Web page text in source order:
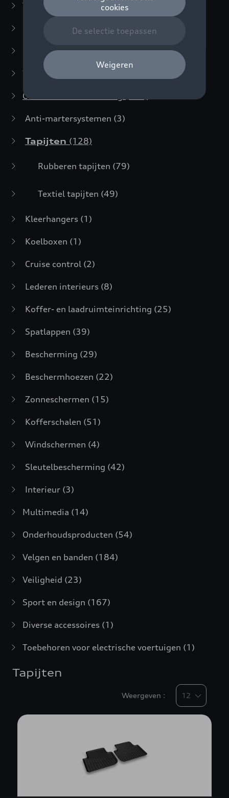
Winteraccessoires (20)
E-mobiliteit(6)
Transport
Comfort en bescherming
Anti-martersystemen (3)
Tapijten (128)
Rubberen tapijten (79)
Textiel tapijten (49)
Kleerhangers (1)
Koelboxen (1)
Cruise control (2)
Lederen interieurs (8)
Koffer- en laadruimteinrichting (25)
Spatlappen (39)
Bescherming (29)
Beschermhoezen (22)
Zonneschermen (15)
Kofferschalen (51)
Windschermen (4)
Sleutelbescherming (42)
Interieur (3)
Multimedia (14)
Onderhoudsproducten (54)
Velgen en banden (184)
Veiligheid (23)
Sport en design (167)
Diverse accessoires (1)
Toebehoren voor electrische voertuigen (1)
Tapijten
Weergeven :